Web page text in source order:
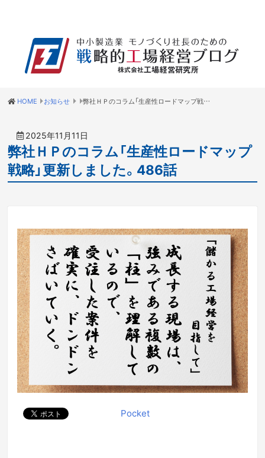
HOME お知らせ 弊社ＨＰのコラム「生産性ロードマップ戦略」更新しました。486話
2025年11月11日
弊社ＨＰのコラム「生産性ロードマップ
戦略」更新しました。486話
Pocket